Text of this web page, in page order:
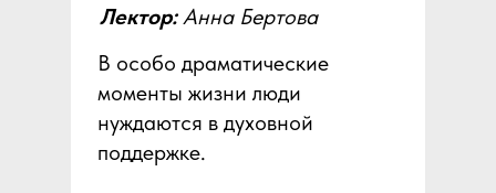
В особо драматические
моменты жизни люди
нуждаются в духовной
поддержке.
Лектор: Анна Бертова